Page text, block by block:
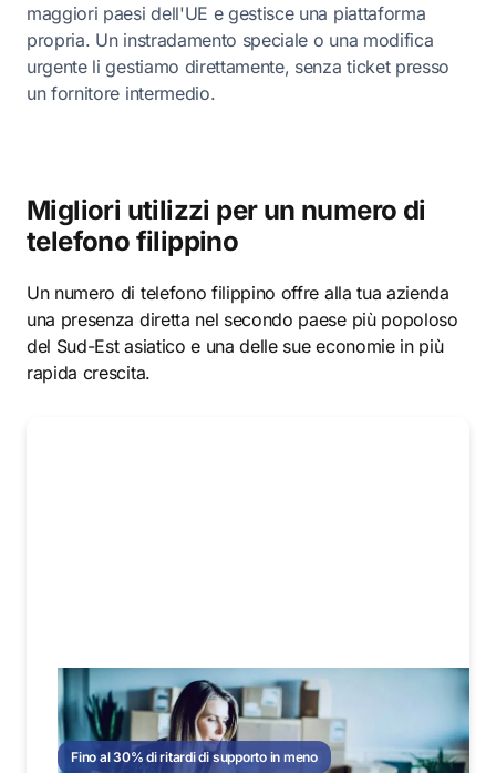
maggiori paesi dell'UE e gestisce una piattaforma
propria. Un instradamento speciale o una modifica
urgente li gestiamo direttamente, senza ticket presso
un fornitore intermedio.
Migliori utilizzi per un numero di
telefono filippino
Un numero di telefono filippino offre alla tua azienda
una presenza diretta nel secondo paese più popoloso
del Sud-Est asiatico e una delle sue economie in più
rapida crescita.
Fino al 30% di ritardi di supporto in meno